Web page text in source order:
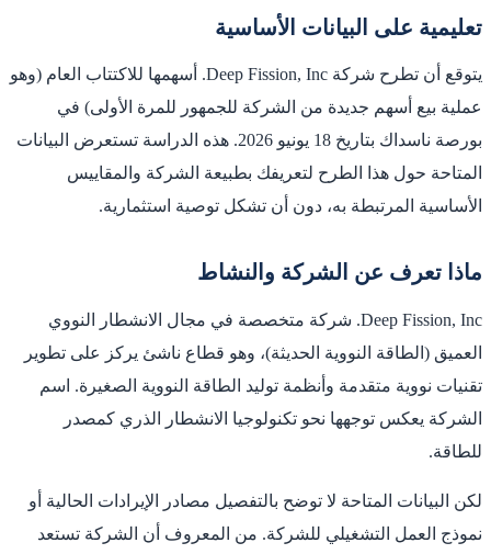
تعليمية على البيانات الأساسية
يتوقع أن تطرح شركة Deep Fission, Inc. أسهمها للاكتتاب العام (وهو
عملية بيع أسهم جديدة من الشركة للجمهور للمرة الأولى) في
بورصة ناسداك بتاريخ 18 يونيو 2026. هذه الدراسة تستعرض البيانات
المتاحة حول هذا الطرح لتعريفك بطبيعة الشركة والمقاييس
الأساسية المرتبطة به، دون أن تشكل توصية استثمارية.
ماذا تعرف عن الشركة والنشاط
Deep Fission, Inc. شركة متخصصة في مجال الانشطار النووي
العميق (الطاقة النووية الحديثة)، وهو قطاع ناشئ يركز على تطوير
تقنيات نووية متقدمة وأنظمة توليد الطاقة النووية الصغيرة. اسم
الشركة يعكس توجهها نحو تكنولوجيا الانشطار الذري كمصدر
للطاقة.
لكن البيانات المتاحة لا توضح بالتفصيل مصادر الإيرادات الحالية أو
نموذج العمل التشغيلي للشركة. من المعروف أن الشركة تستعد